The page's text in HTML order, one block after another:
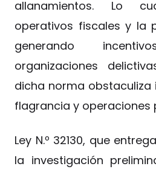
allanamientos. Lo
operativos fiscales y la
generando
organizaciones
dicha norma obstaculiza
flagrancia y operaciones
Ley N.º 32130, que
la investigación